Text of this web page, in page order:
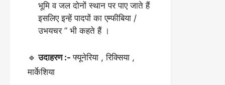
भूमि व जल दोनों स्थान पर पाए जाते हैं
इसलिए इन्हें पादपों का एम्फीबिया /
उभयचर ” भी कहते हैं ।
🔹 उदाहरण :-फ्यूनेरिया , रिक्सिया ,
मार्केशिया